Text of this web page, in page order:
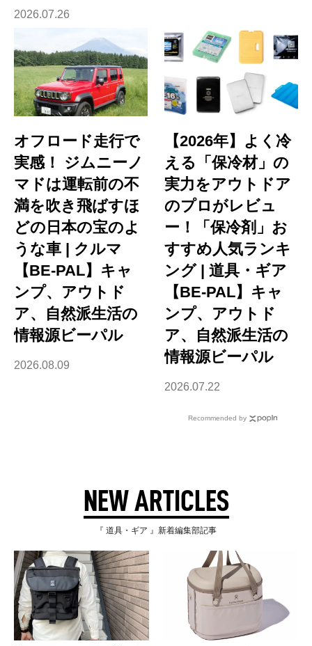
2026.07.26
オフロード走行で
実感！ ジムニーノ
マドは運転前の不
満を吹き飛ばすほ
どの日本の宝のよ
うな車 | クルマ
【BE-PAL】キャ
ンプ、アウトド
ア、自然派生活の
情報源ビーパル
2026.08.09
【2026年】よく冷
える「保冷材」の
実力をアウトドア
のプロがレビュ
ー！「保冷剤」お
すすめ人気ランキ
ング | 道具・ギア
【BE-PAL】キャ
ンプ、アウトド
ア、自然派生活の
情報源ビーパル
2026.07.22
Recommended by
NEW ARTICLES
『 道具・ギア 』新着編集部記事